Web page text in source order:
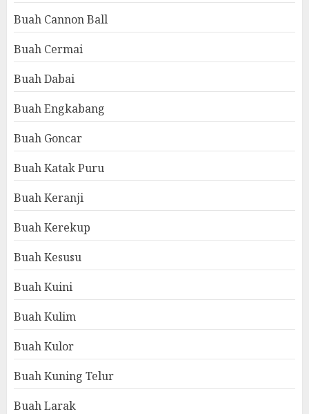
Buah Cannon Ball
Buah Cermai
Buah Dabai
Buah Engkabang
Buah Goncar
Buah Katak Puru
Buah Keranji
Buah Kerekup
Buah Kesusu
Buah Kuini
Buah Kulim
Buah Kulor
Buah Kuning Telur
Buah Larak